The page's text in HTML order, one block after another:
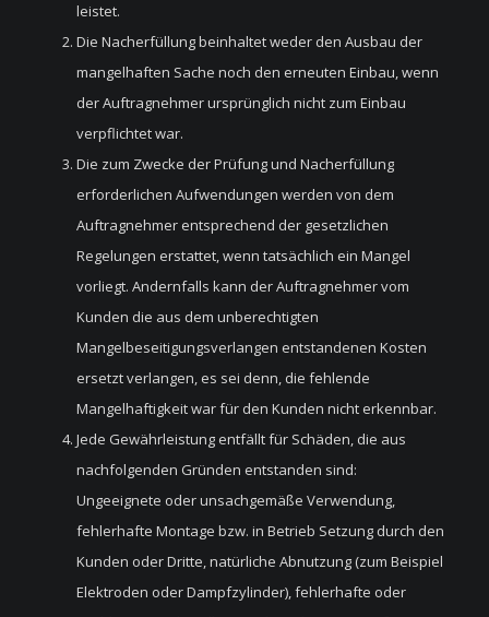
leistet.
Die Nacherfüllung beinhaltet weder den Ausbau der
mangelhaften Sache noch den erneuten Einbau, wenn
der Auftragnehmer ursprünglich nicht zum Einbau
verpflichtet war.
Die zum Zwecke der Prüfung und Nacherfüllung
erforderlichen Aufwendungen werden von dem
Auftragnehmer entsprechend der gesetzlichen
Regelungen erstattet, wenn tatsächlich ein Mangel
vorliegt. Andernfalls kann der Auftragnehmer vom
Kunden die aus dem unberechtigten
Mangelbeseitigungsverlangen entstandenen Kosten
ersetzt verlangen, es sei denn, die fehlende
Mangelhaftigkeit war für den Kunden nicht erkennbar.
Jede Gewährleistung entfällt für Schäden, die aus
nachfolgenden Gründen entstanden sind:
Ungeeignete oder unsachgemäße Verwendung,
fehlerhafte Montage bzw. in Betrieb Setzung durch den
Kunden oder Dritte, natürliche Abnutzung (zum Beispiel
Elektroden oder Dampfzylinder), fehlerhafte oder